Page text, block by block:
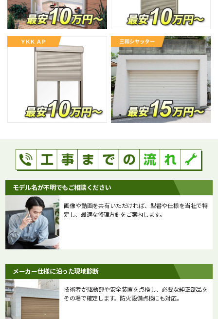
モデル名が不明でもご相談ください
画像や動画を共有いただければ、型番や仕様を当社で特
定し、最適な修理方針をご案内します。
メーカー仕様に沿った現地診断
技術者が駆動部や安全装置を点検し、必要な純正部品を
その場で確定します。防火設備点検にも対応。